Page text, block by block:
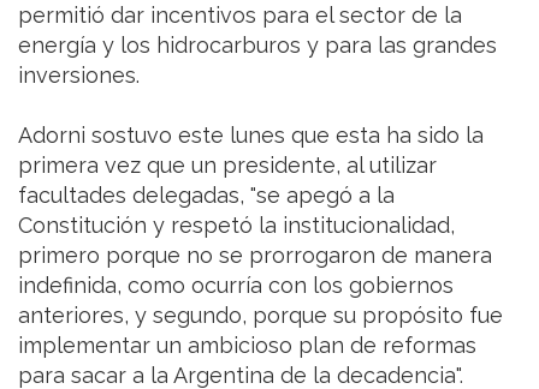
permitió dar incentivos para el sector de la
energía y los hidrocarburos y para las grandes
inversiones.
Adorni sostuvo este lunes que esta ha sido la
primera vez que un presidente, al utilizar
facultades delegadas, "se apegó a la
Constitución y respetó la institucionalidad,
primero porque no se prorrogaron de manera
indefinida, como ocurría con los gobiernos
anteriores, y segundo, porque su propósito fue
implementar un ambicioso plan de reformas
para sacar a la Argentina de la decadencia".